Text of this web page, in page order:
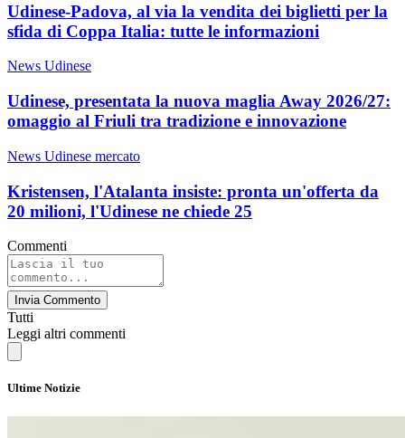
Udinese-Padova, al via la vendita dei biglietti per la
sfida di Coppa Italia: tutte le informazioni
News Udinese
Udinese, presentata la nuova maglia Away 2026/27:
omaggio al Friuli tra tradizione e innovazione
News Udinese mercato
Kristensen, l'Atalanta insiste: pronta un'offerta da
20 milioni, l'Udinese ne chiede 25
Commenti
Invia Commento
Tutti
Leggi altri commenti
Ultime Notizie